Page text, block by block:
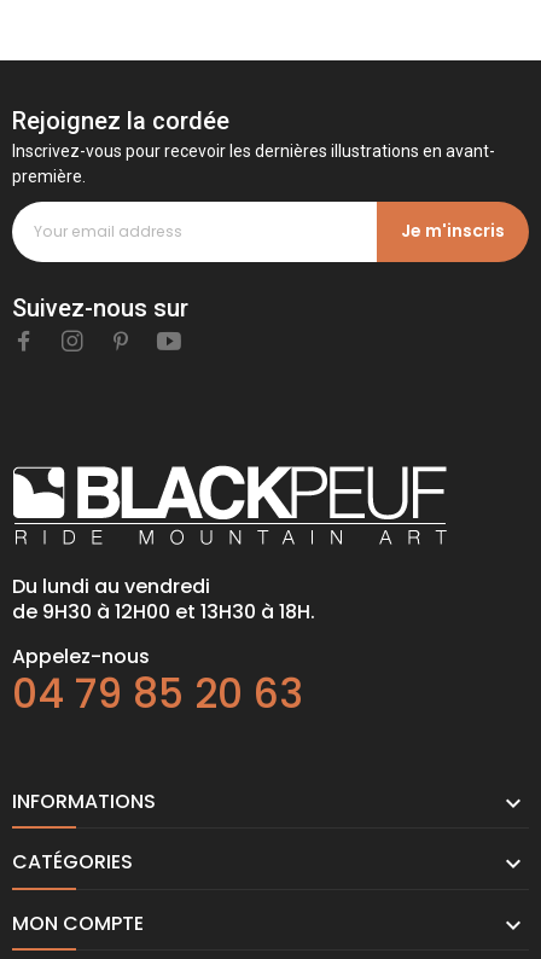
Rejoignez la cordée
Inscrivez-vous pour recevoir les dernières illustrations en avant-
première.
Je m'inscris
Suivez-nous sur
Du lundi au vendredi
de 9H30 à 12H00 et 13H30 à 18H.
Appelez-nous
04 79 85 20 63
INFORMATIONS 
CATÉGORIES 
MON COMPTE 